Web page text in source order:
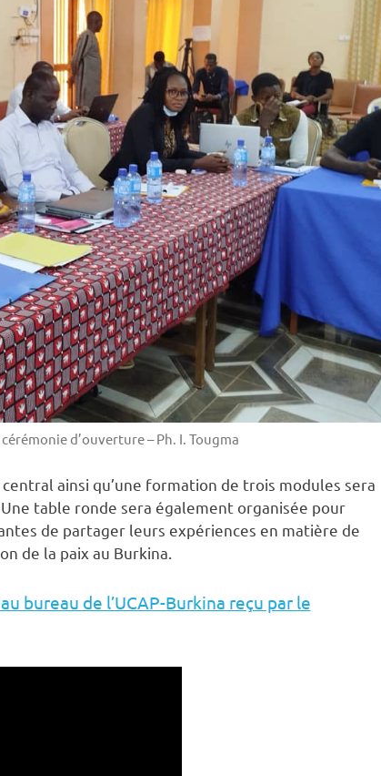
d’ouverture – Ph. I. Tougma
ainsi qu’une formation de trois modules sera
table ronde sera également organisée pour
de partager leurs expériences en matière de
de la paix au Burkina.
bureau de l’UCAP-Burkina reçu par le